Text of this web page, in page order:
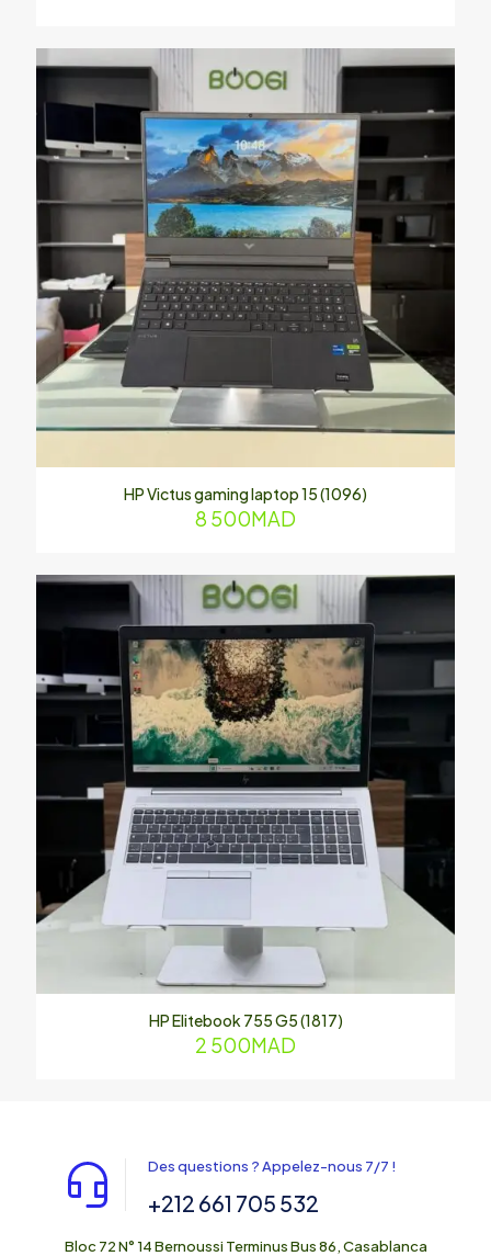
HP Victus gaming laptop 15 (1096)
8 500MAD
HP Elitebook 755 G5 (1817)
2 500MAD
Des questions ? Appelez-nous 7/7 !
+212 661 705 532
Bloc 72 N° 14 Bernoussi Terminus Bus 86, Casablanca